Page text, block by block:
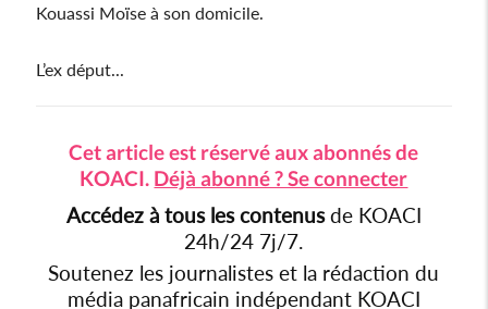
Kouassi Moïse à son domicile.
L’ex déput...
Cet article est réservé aux abonnés de
KOACI. Déjà abonné ? Se connecter
Accédez à tous les contenusde KOACI
24h/24 7j/7.
Soutenez les journalistes et la rédaction du
média panafricain indépendant KOACI